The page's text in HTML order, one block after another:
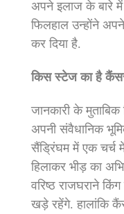
अपने इलाज के बारे में
फिलहाल उन्होंने
कर दिया है.
किस स्टेज का है
जानकारी के
अपनी संवैधानिक
सैंड्रिंघम में एक चर्च
हिलाकर भीड़ का
वरिष्ठ राजघराने
खड़े रहेंगे. हालांकि